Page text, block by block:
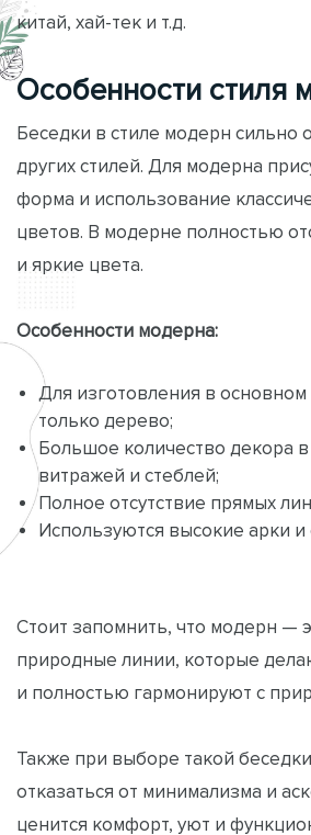
китай, хай-тек и т.д.
Особенности стиля
Беседки в стиле модерн сильно
других стилей. Для модерна
форма и использование
цветов. В модерне полностью
и яркие цвета.
Особенности модерна:
Для изготовления в основном
только дерево;
Большое количество декора в
витражей и стеблей;
Полное отсутствие прямых
Используются высокие арки и
Стоит запомнить, что модерн —
природные линии, которые
и полностью гармонируют с
Также при выборе такой
отказаться от минимализма и
ценится комфорт, уют и